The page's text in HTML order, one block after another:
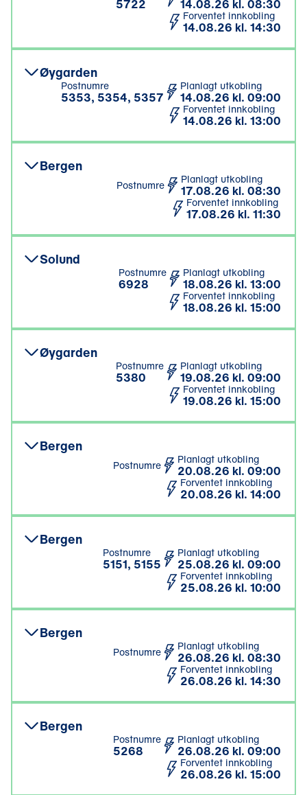
5722 14.08.26 kl. 08:30
Forventet innkobling
14.08.26 kl. 14:30
Øygarden
Postnumre
5353, 5354, 5357
Planlagt utkobling
14.08.26 kl. 09:00
Forventet innkobling
14.08.26 kl. 13:00
Bergen
Postnumre Planlagt utkobling
17.08.26 kl. 08:30
Forventet innkobling
17.08.26 kl. 11:30
Solund
Postnumre
6928
Planlagt utkobling
18.08.26 kl. 13:00
Forventet innkobling
18.08.26 kl. 15:00
Øygarden
Postnumre
5380
Planlagt utkobling
19.08.26 kl. 09:00
Forventet innkobling
19.08.26 kl. 15:00
Bergen
Postnumre Planlagt utkobling
20.08.26 kl. 09:00
Forventet innkobling
20.08.26 kl. 14:00
Bergen
Postnumre
5151, 5155
Planlagt utkobling
25.08.26 kl. 09:00
Forventet innkobling
25.08.26 kl. 10:00
Bergen
Postnumre Planlagt utkobling
26.08.26 kl. 08:30
Forventet innkobling
26.08.26 kl. 14:30
Bergen
Postnumre
5268
Planlagt utkobling
26.08.26 kl. 09:00
Forventet innkobling
26.08.26 kl. 15:00